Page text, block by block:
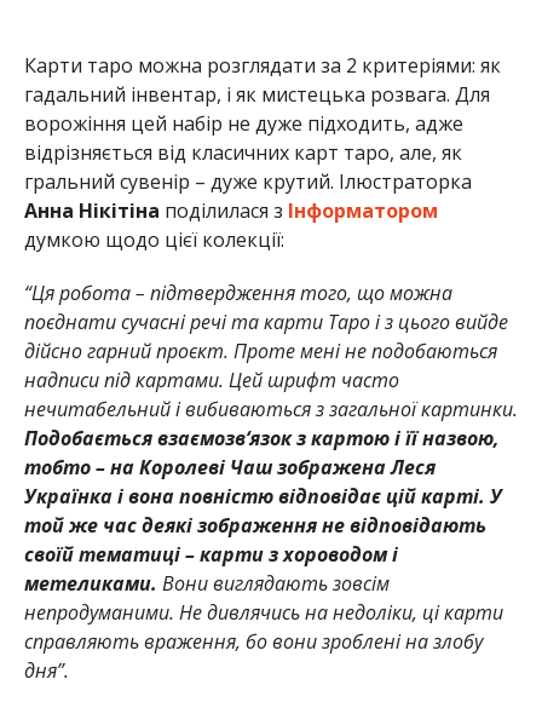
Карти таро можна розглядати за 2 критеріями: як
гадальний інвентар, і як мистецька розвага. Для
ворожіння цей набір не дуже підходить, адже
відрізняється від класичних карт таро, але, як
гральний сувенір – дуже крутий. Ілюстраторка
Анна Нікітіна поділилася з Інформатором
думкою щодо цієї колекції:
“Ця робота – підтвердження того, що можна
поєднати сучасні речі та карти Таро і з цього вийде
дійсно гарний проєкт. Проте мені не подобаються
надписи під картами. Цей шрифт часто
нечитабельний і вибиваються з загальної картинки.
Подобається взаємозв‘язок з картою і її назвою,
тобто – на Королеві Чаш зображена Леся
Українка і вона повністю відповідає цій карті. У
той же час деякі зображення не відповідають
своїй тематиці – карти з хороводом і
метеликами. Вони виглядають зовсім
непродуманими. Не дивлячись на недоліки, ці карти
справляють враження, бо вони зроблені на злобу
дня”.